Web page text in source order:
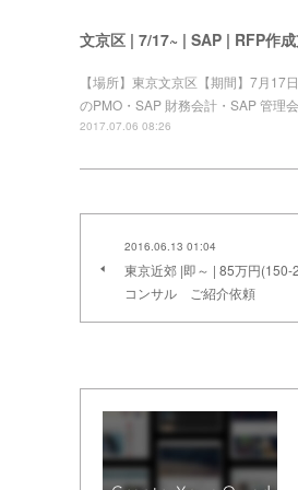
文京区 | 7/17~ | SAP | RFP作
【場所】東京文京区【期間】7月
のPMO・SAP 財務会計・SAP 管理
2017.07.06 08:26
2016.06.13 01:04
東京近郊 |即～ | 85万円
コンサル ご紹介依頼